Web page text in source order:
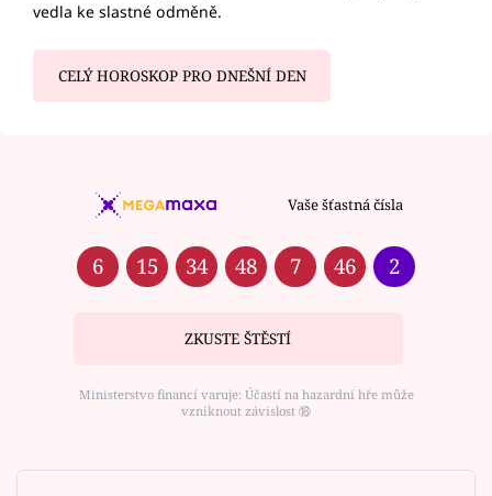
vedla ke slastné odměně.
CELÝ HOROSKOP PRO DNEŠNÍ DEN
Vaše šťastná čísla
6 15 34 48 7 46 2
ZKUSTE ŠTĚSTÍ
Ministerstvo financí varuje: Účastí na hazardní hře může
vzniknout závislost ⑱